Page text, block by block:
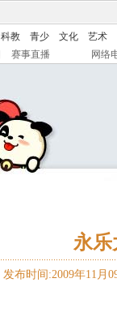
科教 青少 文化
艺术
赛事直播 网络
永
发布时间:2009年11月